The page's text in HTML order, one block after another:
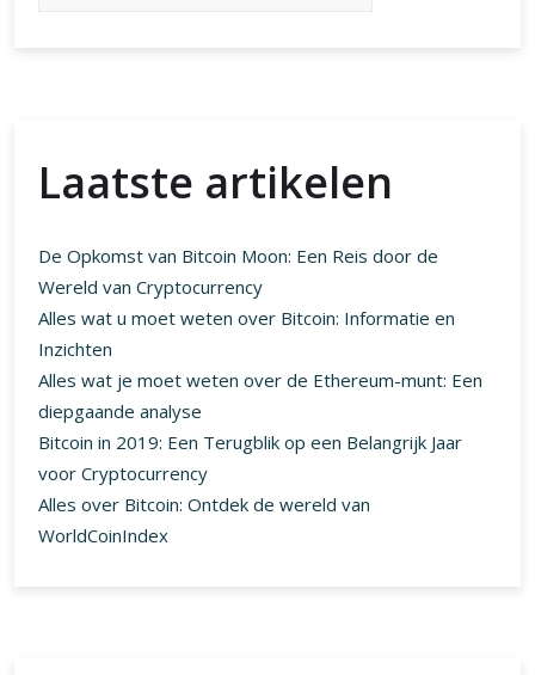
Laatste artikelen
De Opkomst van Bitcoin Moon: Een Reis door de
Wereld van Cryptocurrency
Alles wat u moet weten over Bitcoin: Informatie en
Inzichten
Alles wat je moet weten over de Ethereum-munt: Een
diepgaande analyse
Bitcoin in 2019: Een Terugblik op een Belangrijk Jaar
voor Cryptocurrency
Alles over Bitcoin: Ontdek de wereld van
WorldCoinIndex